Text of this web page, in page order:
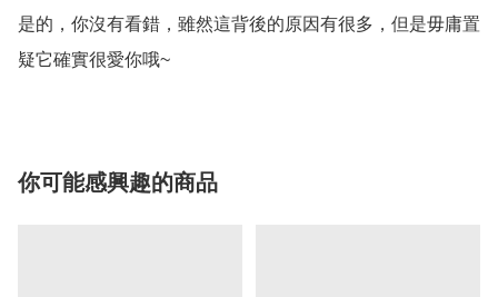
是的，你沒有看錯，雖然這背後的原因有很多，但是毋庸置
疑它確實很愛你哦~
你可能感興趣的商品